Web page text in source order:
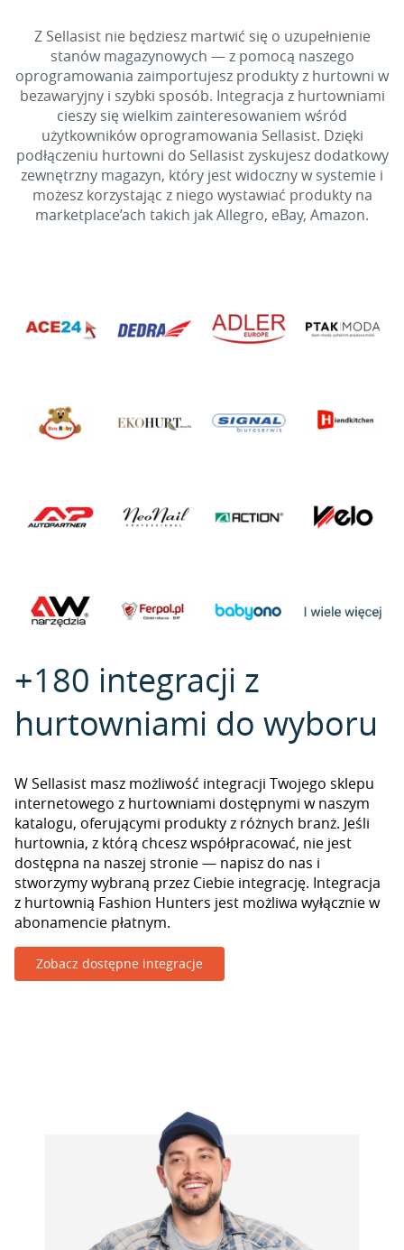
Z Sellasist nie będziesz martwić się o uzupełnienie
stanów magazynowych — z pomocą naszego
oprogramowania zaimportujesz produkty z hurtowni w
bezawaryjny i szybki sposób. Integracja z hurtowniami
cieszy się wielkim zainteresowaniem wśród
użytkowników oprogramowania Sellasist. Dzięki
podłączeniu hurtowni do Sellasist zyskujesz dodatkowy
zewnętrzny magazyn, który jest widoczny w systemie i
możesz korzystając z niego wystawiać produkty na
marketplace’ach takich jak Allegro, eBay, Amazon.
+180 integracji z
hurtowniami do wyboru
W Sellasist masz możliwość integracji Twojego sklepu
internetowego z hurtowniami dostępnymi w naszym
katalogu, oferującymi produkty z różnych branż. Jeśli
hurtownia, z którą chcesz współpracować, nie jest
dostępna na naszej stronie — napisz do nas i
stworzymy wybraną przez Ciebie integrację. Integracja
z hurtownią Fashion Hunters jest możliwa wyłącznie w
abonamencie płatnym.
Zobacz dostępne integracje